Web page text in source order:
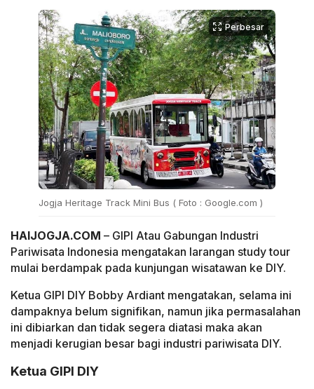
Perbesar
Jogja Heritage Track Mini Bus ( Foto : Google.com )
HAIJOGJA.COM – GIPI Atau Gabungan Industri
Pariwisata Indonesia mengatakan larangan study tour
mulai berdampak pada kunjungan wisatawan ke DIY.
Ketua GIPI DIY Bobby Ardiant mengatakan, selama ini
dampaknya belum signifikan, namun jika permasalahan
ini dibiarkan dan tidak segera diatasi maka akan
menjadi kerugian besar bagi industri pariwisata DIY.
Ketua GIPI DIY